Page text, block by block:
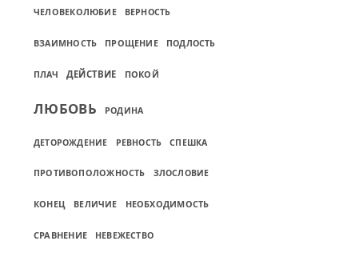
ЧЕЛОВЕКОЛЮБИЕ ВЕРНОСТЬ
ВЗАИМНОСТЬ ПРОЩЕНИЕ ПОДЛОСТЬ
ПЛАЧ ДЕЙСТВИЕ ПОКОЙ
ЛЮБОВЬ РОДИНА
ДЕТОРОЖДЕНИЕ РЕВНОСТЬ СПЕШКА
ПРОТИВОПОЛОЖНОСТЬ ЗЛОСЛОВИЕ
КОНЕЦ ВЕЛИЧИЕ НЕОБХОДИМОСТЬ
СРАВНЕНИЕ НЕВЕЖЕСТВО